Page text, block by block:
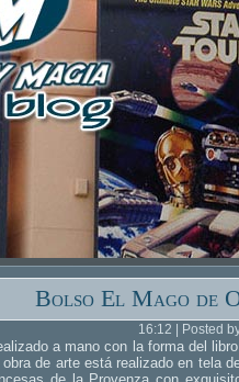
Bolso El Mago de
16:12 | Posted
a mano con la forma del
de arte está realizado en tela